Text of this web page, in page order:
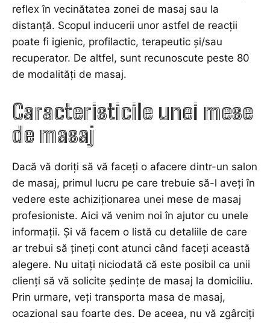
reflex în vecinătatea zonei de masaj sau la
distanță. Scopul inducerii unor astfel de reacții
poate fi igienic, profilactic, terapeutic și/sau
recuperator. De altfel, sunt recunoscute peste 80
de modalități de masaj.
Caracteristicile unei mese
de masaj
Dacă vă doriți să vă faceți o afacere dintr-un salon
de masaj, primul lucru pe care trebuie să-l aveți în
vedere este achiziționarea unei mese de masaj
profesioniste. Aici vă venim noi în ajutor cu unele
informații. Și vă facem o listă cu detaliile de care
ar trebui să țineți cont atunci când faceți această
alegere. Nu uitați niciodată că este posibil ca unii
clienți să vă solicite ședințe de masaj la domiciliu.
Prin urmare, veţi transporta masa de masaj,
ocazional sau foarte des. De aceea, nu vă zgârciți